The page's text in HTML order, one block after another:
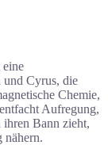
eine
und Cyrus, die
Chemie,
Aufregung,
Bann zieht,
nähern.